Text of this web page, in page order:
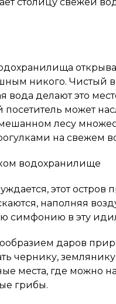
никого. Чистый
вода делают это
может
лесу
на свежем
водохранилище
этот остров
наполняя
симфонию в эту
даров
чернику,
места, где можно
грибы.